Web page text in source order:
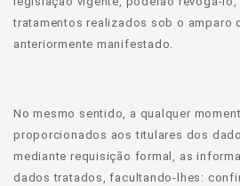
tratamentos realizados sob o amparo
anteriormente manifestado.
No mesmo sentido, a qualquer
proporcionados aos titulares dos
mediante requisição formal, as
dados tratados, facultando-lhes: